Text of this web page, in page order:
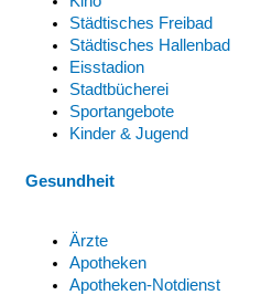
Städtisches Freibad
Städtisches Hallenbad
Eisstadion
Stadtbücherei
Sportangebote
Kinder & Jugend
Gesundheit
Ärzte
Apotheken
Apotheken-Notdienst